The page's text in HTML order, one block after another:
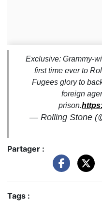
Exclusive: Grammy-
first time ever to
Fugees glory to
foreign
prison.
— Rolling Stone
Partager :
Tags :